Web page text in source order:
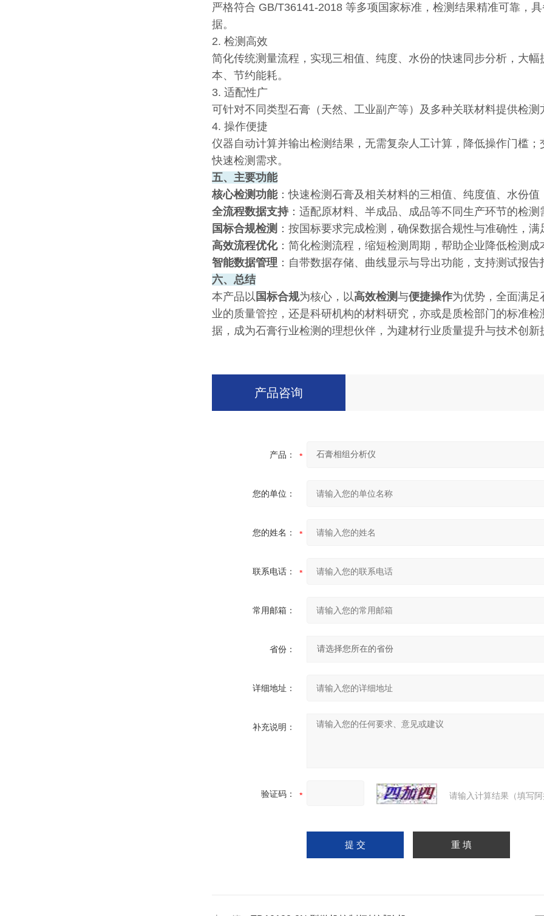
严格符合 GB/T36141-2018 等多项国家标准，检测结果精准可靠，
据。
2. 检测高效
简化传统测量流程，实现三相值、纯度、水份的快速同步分析，大
本、节约能耗。
3. 适配性广
可针对不同类型石膏（天然、工业副产等）及多种关联材料提供检
4. 操作便捷
仪器自动计算并输出检测结果，无需复杂人工计算，降低操作门槛
快速检测需求。
五、主要功能
核心检测功能：快速检测石膏及相关材料的三相值、纯度值、水份
全流程数据支持：适配原材料、半成品、成品等不同生产环节的检
国标合规检测 ：按国标要求完成检测，确保数据合规性与准确性，
高效流程优化：简化检测流程，缩短检测周期，帮助企业降低检测
智能数据管理 ：自带数据存储、曲线显示与导出功能，支持测试报
六、总结
本产品以 国标合规为核心，以高效检测与便捷操作为优势，全面满
业的质量管控，还是科研机构的材料研究，亦或是质检部门的标准
据，成为石膏行业检测的理想伙伴，为建材行业质量提升与技术创新
产品咨询
产品：
您的单位：
您的姓名：
联系电话：
常用邮箱：
省份：
详细地址：
补充说明：
验证码： 请输入计算结果（填写